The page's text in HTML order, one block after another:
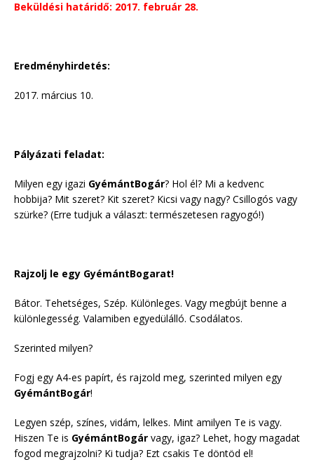
Beküldési határidő: 2017. február 28.
Eredményhirdetés:
2017. március 10.
Pályázati feladat:
Milyen egy igazi GyémántBogár? Hol él? Mi a kedvenc
hobbija? Mit szeret? Kit szeret? Kicsi vagy nagy? Csillogós vagy
szürke? (Erre tudjuk a választ: természetesen ragyogó!)
Rajzolj le egy GyémántBogarat!
Bátor. Tehetséges, Szép. Különleges. Vagy megbújt benne a
különlegesség. Valamiben egyedülálló. Csodálatos.
Szerinted milyen?
Fogj egy A4-es papírt, és rajzold meg, szerinted milyen egy
GyémántBogár!
Legyen szép, színes, vidám, lelkes. Mint amilyen Te is vagy.
Hiszen Te is GyémántBogár vagy, igaz? Lehet, hogy magadat
fogod megrajzolni? Ki tudja? Ezt csakis Te döntöd el!